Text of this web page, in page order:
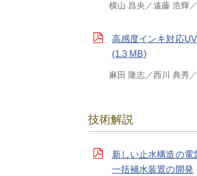
横山 昌央 遠藤 浩輝
高感度インキ対応
(1.3 MB)
麻田 隆志 西川 典秀
技術解説
新しい止水構造の電
一括補水装置の開発